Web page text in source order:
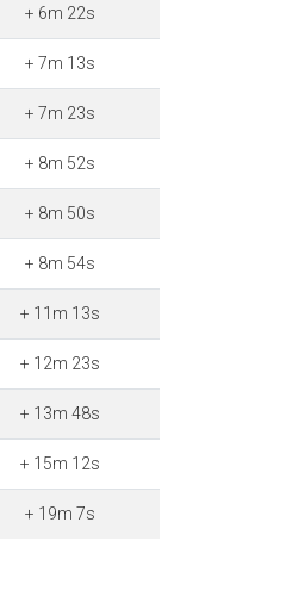
+ 6m 22s
+ 7m 13s
+ 7m 23s
+ 8m 52s
+ 8m 50s
+ 8m 54s
+ 11m 13s
+ 12m 23s
+ 13m 48s
+ 15m 12s
+ 19m 7s